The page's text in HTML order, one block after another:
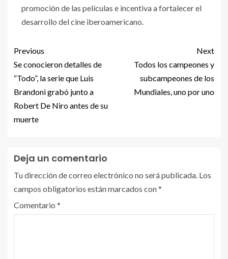
promoción de las películas e incentiva a fortalecer el
desarrollo del cine iberoamericano.
Previous
Se conocieron detalles de
“Todo”, la serie que Luis
Brandoni grabó junto a
Robert De Niro antes de su
muerte
Next
Todos los campeones y
subcampeones de los
Mundiales, uno por uno
Deja un comentario
Tu dirección de correo electrónico no será publicada. Los
campos obligatorios están marcados con*
Comentario *